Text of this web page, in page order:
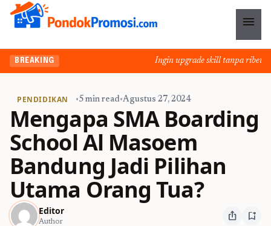
menu
BREAKING Ingin upgrade skill tanpa ribet?
PENDIDIKAN •5 min read•Agustus 27, 2024
Mengapa SMA Boarding
School Al Masoem
Bandung Jadi Pilihan
Utama Orang Tua?
Editor
Author ios_share bookmark_add